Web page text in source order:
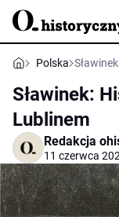
Polska
Sławinek:
Lublinem
Redakcja
11 czerwca